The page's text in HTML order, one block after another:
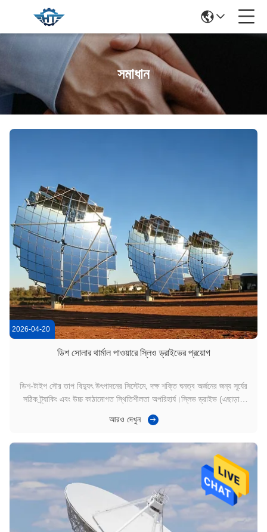
সমাধান
2026-04-20
ডিশ সোলার থার্মাল পাওয়ারে স্লিও ড্রাইভের প্রয়োগ
ডিশ-টাইপ সৌর তাপ বিদ্যুৎ উৎপাদনের সিস্টেমে, দক্ষ শক্তি ঘনত্ব অর্জনের জন্য সূর্যের
সঠিক ট্র্যাকিং এবং উচ্চ কাঠামোগত স্থিতিশীলতা অপরিহার্য।স্লিভ ড্রাইভ (এছাড়াও
যান্ত্রিক উপাদান যা ডিশ রিফ্লেক্টরের সঠিক দুই-অক্ষের ঘূর্ণন সক্ষ...
আরও দেখুন